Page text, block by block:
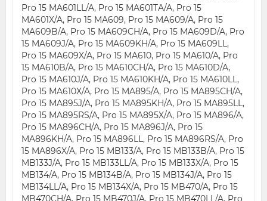
Pro 15 MA601LL/A, Pro 15 MA601TA/A, Pro 15
MA601X/A, Pro 15 MA609, Pro 15 MA609/A, Pro 15
MA609B/A, Pro 15 MA609CH/A, Pro 15 MA609D/A, Pro
15 MA609J/A, Pro 15 MA609KH/A, Pro 15 MA609LL,
Pro 15 MA609X/A, Pro 15 MA610, Pro 15 MA610/A, Pro
15 MA610B/A, Pro 15 MA610CH/A, Pro 15 MA610D/A,
Pro 15 MA610J/A, Pro 15 MA610KH/A, Pro 15 MA610LL,
Pro 15 MA610X/A, Pro 15 MA895/A, Pro 15 MA895CH/A,
Pro 15 MA895J/A, Pro 15 MA895KH/A, Pro 15 MA895LL,
Pro 15 MA895RS/A, Pro 15 MA895X/A, Pro 15 MA896/A,
Pro 15 MA896CH/A, Pro 15 MA896J/A, Pro 15
MA896KH/A, Pro 15 MA896LL, Pro 15 MA896RS/A, Pro
15 MA896X/A, Pro 15 MB133/A, Pro 15 MB133B/A, Pro 15
MB133J/A, Pro 15 MB133LL/A, Pro 15 MB133X/A, Pro 15
MB134/A, Pro 15 MB134B/A, Pro 15 MB134J/A, Pro 15
MB134LL/A, Pro 15 MB134X/A, Pro 15 MB470/A, Pro 15
MB470CH/A, Pro 15 MB470J/A, Pro 15 MB470LL/A, Pro